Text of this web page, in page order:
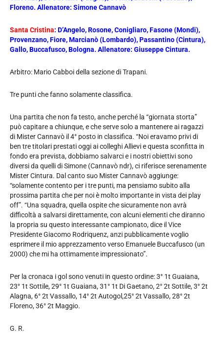
Floreno. Allenatore: Simone Cannavò
Santa Cristina: D’Angelo, Rosone, Conigliaro, Fasone (Mondi),
Provenzano, Fiore, Marcianò (Lombardo), Passantino (Cintura),
Gallo, Buccafusco, Bologna. Allenatore: Giuseppe Cintura.
Arbitro: Mario Cabboi della sezione di Trapani.
Tre punti che fanno solamente classifica.
Una partita che non fa testo, anche perché la “giornata storta”
può capitare a chiunque, e che serve solo a mantenere ai ragazzi
di Mister Cannavò il 4° posto in classifica. “Noi eravamo privi di
ben tre titolari prestati oggi ai colleghi Allievi e questa sconfitta in
fondo era prevista, dobbiamo salvarci e i nostri obiettivi sono
diversi da quelli di Simone (Cannavò ndr), ci riferisce serenamente
Mister Cintura. Dal canto suo Mister Cannavò aggiunge:
“solamente contento per i tre punti, ma pensiamo subito alla
prossima partita che per noi è molto importante in vista dei play
off”. “Una squadra, quella ospite che sicuramente non avrà
difficoltà a salvarsi direttamente, con alcuni elementi che diranno
la propria su questo interessante campionato, dice il Vice
Presidente Giacomo Rodriquenz, anzi pubblicamente voglio
esprimere il mio apprezzamento verso Emanuele Buccafusco (un
2000) che mi ha ottimamente impressionato”.
Per la cronaca i gol sono venuti in questo ordine: 3° 1t Guaiana,
23° 1t Sottile, 29° 1t Guaiana, 31° 1t Di Gaetano, 2° 2t Sottile, 3° 2t
Alagna, 6° 2t Vassallo, 14° 2t Autogol,25° 2t Vassallo, 28° 2t
Floreno, 36° 2t Maggio.
G. R.